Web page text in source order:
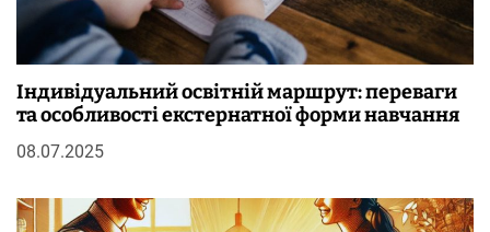
Індивідуальний освітній маршрут: переваги
та особливості екстернатної форми навчання
08.07.2025